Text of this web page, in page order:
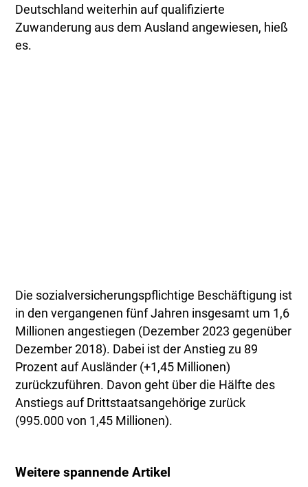
Deutschland weiterhin auf qualifizierte
Zuwanderung aus dem Ausland angewiesen, hieß
es.
Die sozialversicherungspflichtige Beschäftigung ist
in den vergangenen fünf Jahren insgesamt um 1,6
Millionen angestiegen (Dezember 2023 gegenüber
Dezember 2018). Dabei ist der Anstieg zu 89
Prozent auf Ausländer (+1,45 Millionen)
zurückzuführen. Davon geht über die Hälfte des
Anstiegs auf Drittstaatsangehörige zurück
(995.000 von 1,45 Millionen).
Weitere spannende Artikel